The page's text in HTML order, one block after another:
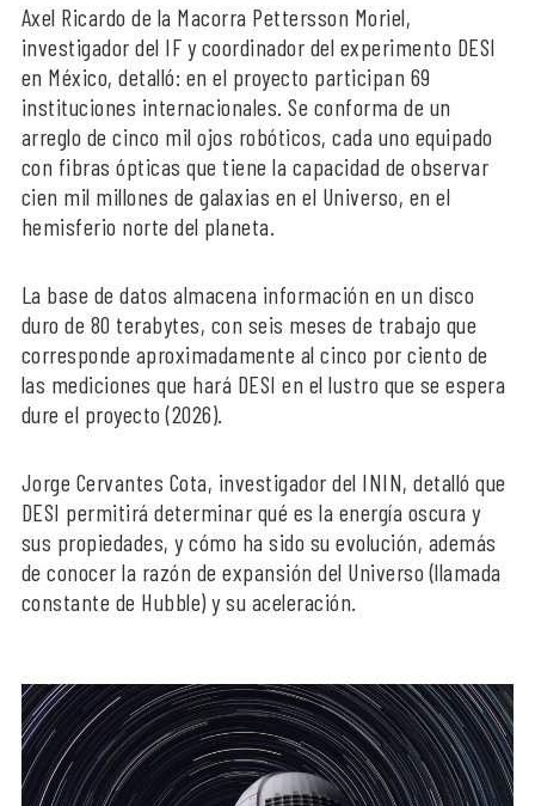
Axel Ricardo de la Macorra Pettersson Moriel,
investigador del IF y coordinador del experimento DESI
en México, detalló: en el proyecto participan 69
instituciones internacionales. Se conforma de un
arreglo de cinco mil ojos robóticos, cada uno equipado
con fibras ópticas que tiene la capacidad de observar
cien mil millones de galaxias en el Universo, en el
hemisferio norte del planeta.
La base de datos almacena información en un disco
duro de 80 terabytes, con seis meses de trabajo que
corresponde aproximadamente al cinco por ciento de
las mediciones que hará DESI en el lustro que se espera
dure el proyecto (2026).
Jorge Cervantes Cota, investigador del ININ, detalló que
DESI permitirá determinar qué es la energía oscura y
sus propiedades, y cómo ha sido su evolución, además
de conocer la razón de expansión del Universo (llamada
constante de Hubble) y su aceleración.